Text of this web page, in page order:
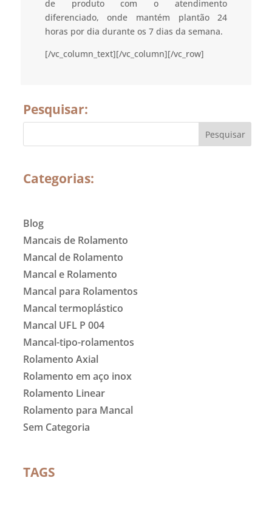
de produto com o atendimento
diferenciado, onde mantém plantão 24
horas por dia durante os 7 dias da semana.
[/vc_column_text][/vc_column][/vc_row]
Pesquisar:
Categorias:
Blog
Mancais de Rolamento
Mancal de Rolamento
Mancal e Rolamento
Mancal para Rolamentos
Mancal termoplástico
Mancal UFL P 004
Mancal-tipo-rolamentos
Rolamento Axial
Rolamento em aço inox
Rolamento Linear
Rolamento para Mancal
Sem Categoria
TAGS